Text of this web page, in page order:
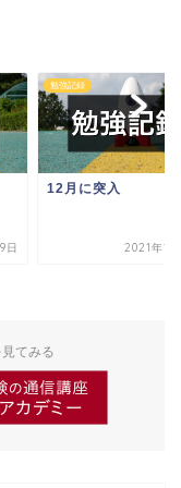
日
勉強記録
12月に突入
2021年12
てみる